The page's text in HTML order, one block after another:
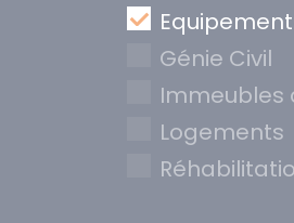
Génie Civil
Immeubles
Logements